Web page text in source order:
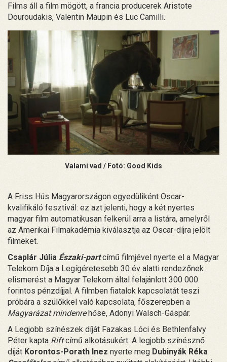
Films áll a film mögött, a francia producerek Aristote
Douroudakis, Valentin Maupin és Luc Camilli.
Valami vad / Fotó: Good Kids
A Friss Hús Magyarországon egyedüliként Oscar-
kvalifikáló fesztivál: ez azt jelenti, hogy a két nyertes
magyar film automatikusan felkerül arra a listára, amelyről
az Amerikai Filmakadémia kiválasztja az Oscar-díjra jelölt
filmeket.
Csaplár Júlia Északi-part című filmjével nyerte el a Magyar
Telekom Díja a Legígéretesebb 30 év alatti rendezőnek
elismerést a Magyar Telekom által felajánlott 300 000
forintos pénzdíjjal. A filmben fiatalok kapcsolatát teszi
próbára a szülőkkel való kapcsolata, főszerepben a
Magyarázat mindenrehőse, Adonyi Walsch-Gáspár.
A Legjobb színészek díját Fazakas Lóci és Bethlenfalvy
Péter kapta Riftcímű alkotásukért. A legjobb színésznő
díját Korontos-Porath Inez nyerte meg Dubinyák Réka